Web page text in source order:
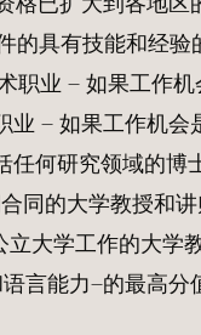
具有技能和经验
职业 – 如果工作
业 – 如果工作机会
何研究领域的博
同的大学教授和
大学工作的大学
言能力–的最高分